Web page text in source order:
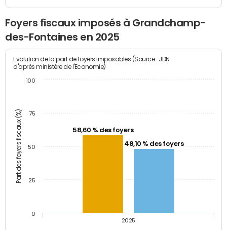
Foyers fiscaux imposés à Grandchamp-
des-Fontaines en 2025
Part des foyers fiscaux (%)
Evolution de la part de foyers imposables (Source : JDN
d'après ministère de l'Economie)
58,60 % des foyers
48,10 % des foyers
2025
0
25
50
75
100